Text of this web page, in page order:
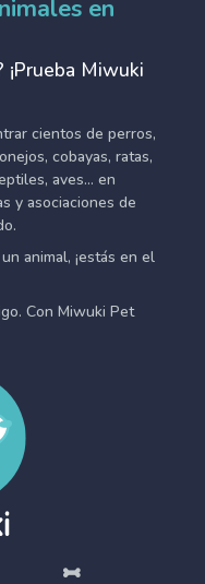
en
¡Prueba Miwuki
cientos de perros,
cobayas, ratas,
aves... en
y asociaciones de
animal, ¡estás en el
Con Miwuki Pet